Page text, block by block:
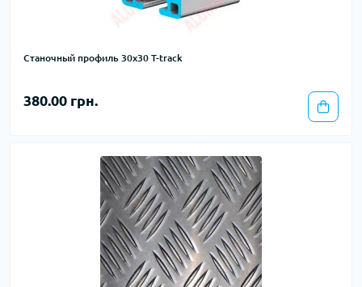
Станочный профиль 30х30 T-track
380.00 грн.